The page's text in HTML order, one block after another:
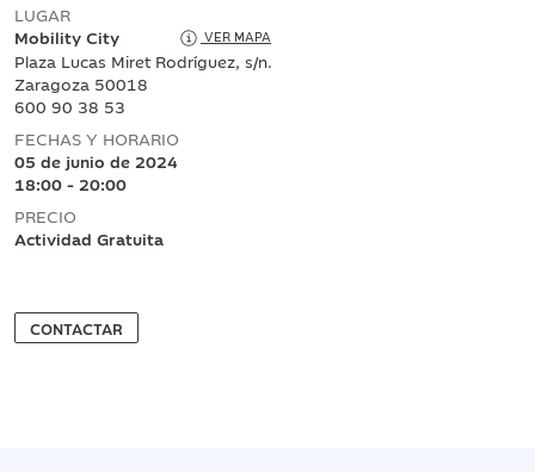
LUGAR
Mobility City
VER MAPA
Plaza Lucas Miret Rodríguez, s/n.
Zaragoza 50018
600 90 38 53
FECHAS Y HORARIO
05 de junio de 2024
18:00 - 20:00
PRECIO
Actividad Gratuita
CONTACTAR